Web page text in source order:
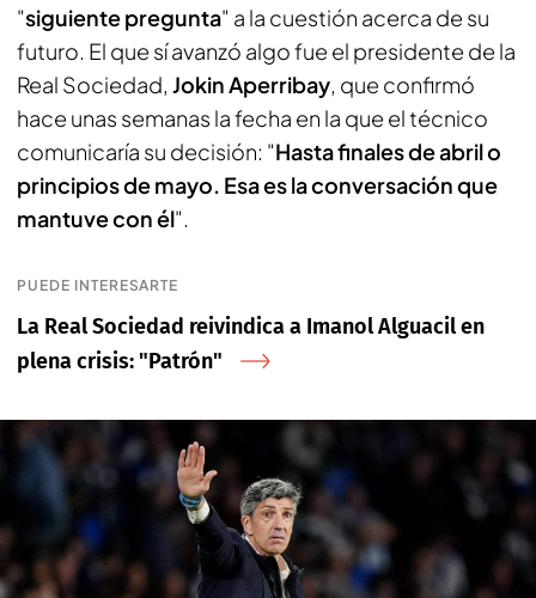
"siguiente pregunta" a la cuestión acerca de su
futuro. El que sí avanzó algo fue el presidente de la
Real Sociedad, Jokin Aperribay, que confirmó
hace unas semanas la fecha en la que el técnico
comunicaría su decisión: "Hasta finales de abril o
principios de mayo. Esa es la conversación que
mantuve con él".
PUEDE INTERESARTE
La Real Sociedad reivindica a Imanol Alguacil en
plena crisis: "Patrón"